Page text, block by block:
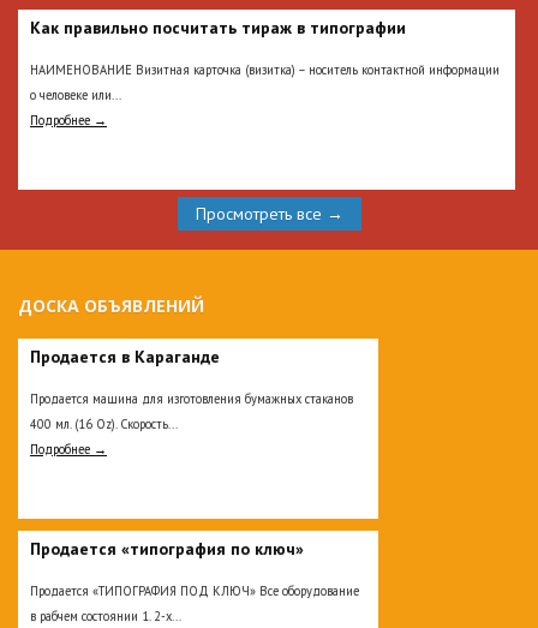
Как правильно посчитать тираж в типографии
НАИМЕНОВАНИЕ Визитная карточка (визитка) – носитель контактной информации
о человеке или...
Подробнее →
Просмотреть все →
ДОСКА ОБЪЯВЛЕНИЙ
Продается в Караганде
Продается машина для изготовления бумажных стаканов
400 мл. (16 Oz). Скорость...
Подробнее →
Продается «типография по ключ»
Продается «ТИПОГРАФИЯ ПОД КЛЮЧ» Все оборудование
в рабчем состоянии 1. 2-х...